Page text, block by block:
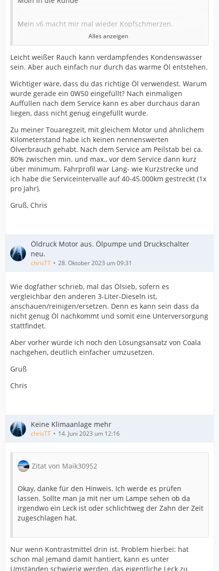
Mein v6 macht mir mal wieder Kopfschmerzen.
Heute ist die Ölkontrolle angegangen. Zum Glück kurz
vor zuhause. Hab den Wagen dann mal abgestellt und
den Ölstand kontrolliert. Ich musste 1L Öl nachkippen.
Vor 1000km hat der Wagen einen Ölwechsel bekommen.
Seit dem hab ich auch in regelmäßigen Abständen den
Ölstand kontrolliert. In den letzten drei Wochen hab ich
ehrlich gesagt nicht drauf geachtet.
Gleich vorweg, es ist mein erster Touareg. Habe mit dem
Fahrzeug bisher keine Erfahrungen
Laufleistung 262929km
Motor BKS
Verwendetes Öl 0w50 Helix
komisch aus dem Auspuff.
Wenn der Öldeckel offen ist, qualmt es da etwas weiß
Kann mir jemand was dazu sagen?
Alles anzeigen
Leicht weißer Rauch kann verdampfendes Kondenswasser
sein. Aber auch einfach nur durch das warme Öl entstehen.
Wichtiger wäre, dass du das richtige Öl verwendest. Warum
wurde gerade ein 0W50 eingefüllt? Nach einmaligen
Auffüllen nach dem Service kann es aber durchaus daran
liegen, dass nicht genug eingefüllt wurde.
Zu meiner Touaregzeit, mit gleichem Motor und ähnlichem
Kilometerstand habe ich keinen nennenswerten
Ölverbrauch gehabt. Nach dem Service am Peilstab bei ca.
80% zwischen min. und max., vor dem Service dann kurz
über minimum. Fahrprofil war Lang- wie Kurzstrecke und
ich habe die Serviceintervalle auf 40-45.000km gestreckt (1x
pro Jahr).
Gruß, Chris
Öldruck Motor aus. Ölpumpe und Druckschalter
neu.
chrisTT 28. Oktober 2023 um 09:31
Wie dogfather schrieb, mal das Ölsieb, sofern es
vergleichbar den anderen 3-Liter-Dieseln ist,
anschauen/reinigen/ersetzen. Denn es kann sein dass da
nicht genug Öl nachkommt und somit eine Unterversorgung
stattfindet.
Aber vorher würde ich noch den Lösungsansatz von Coala
nachgehen, deutlich einfacher umzusetzen.
Gruß
Chris
Keine Klimaanlage mehr
chrisTT 14. Juni 2023 um 12:16
Zitat von Maik30952
Okay, danke für den Hinweis. Ich werde es prüfen
lassen. Sollte man ja mit ner um Lampe sehen ob da
irgendwo ein Leck ist oder schlichtweg der Zahn der Zeit
zugeschlagen hat.
Nur wenn Kontrastmittel drin ist. Problem hierbei: hat
schon mal jemand damit hantiert, kann es unter
Umständen schwierig werden, das eigentliche Leck zu